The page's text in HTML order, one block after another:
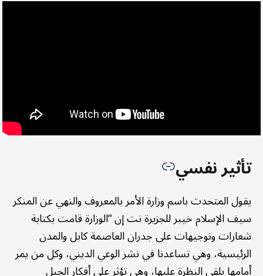
تأثير نفسي
يقول المتحدث باسم وزارة الأمر بالمعروف والنهي عن المنكر
سيف الإسلام خيبر للجزيرة نت إن “الوزارة قامت بكتابة
شعارات وتوجيهات على جدران العاصمة كابل والمدن
الرئيسية، وهي تساعدنا في نشر الوعي الديني، وكل من يمر
أمامها يلقي النظرة عليها، وهي تؤثر على أفكار الجيل